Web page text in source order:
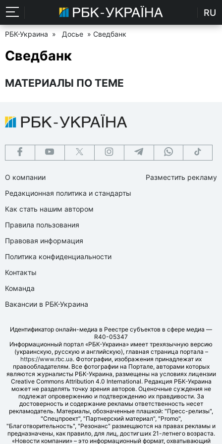
RU
РБК-Украина » Досье » Сведбанк
Сведбанк
МАТЕРИАЛЫ ПО ТЕМЕ
О компании
Редакционная политика и стандарты
Как стать нашим автором
Правила пользования
Правовая информация
Политика конфиденциальности
Контакты
Команда
Вакансии в РБК-Украина
Разместить рекламу
Идентификатор онлайн-медиа в Реестре субъектов в сфере медиа —
R40-05347
Информационный портал «РБК-Украина» имеет трехязычную версию
(украинскую, русскую и английскую), главная страница портала –
https://www.rbc.ua. Фотографии, изображения принадлежат их
правообладателям. Все фотографии на Портале, авторами которых
являются журналисты РБК-Украина, размещены на условиях лицензии
Creative Commons Attribution 4.0 International. Редакция РБК-Украина
может не разделять точку зрения авторов. Оценочные суждения не
подлежат опровержению и подтверждению их правдивости. За
достоверность и содержание рекламы ответственность несет
рекламодатель. Материалы, обозначенные плашкой: "Пресс-релизы",
"Спецпроект", "Партнерский материал", "Promo",
"Благотворительность", "Резонанс" размещаются на правах рекламы и
предназначены, как правило, для лиц, достигших 21-летнего возраста.
«Новости компании» – это информационный формат, охватывающий